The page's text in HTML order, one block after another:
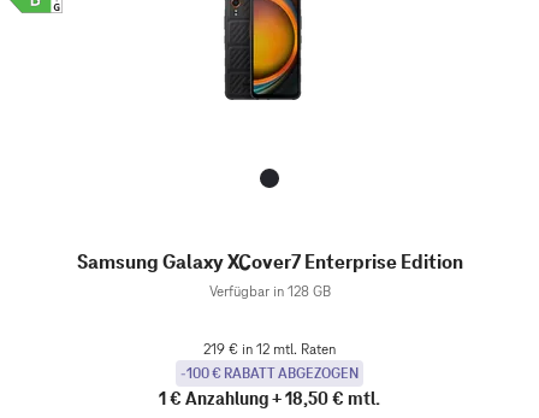
Samsung Galaxy XCover7 Enterprise Edition
Verfügbar in 128 GB
219 € in 12 mtl. Raten
-100 € RABATT ABGEZOGEN
1 € Anzahlung+18,50 € mtl.